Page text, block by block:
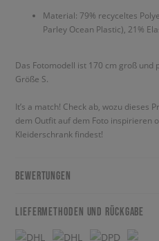
Material: 79% recyceltes
Parley Ocean Plastic), 21%
Das Fotomodell ist 170 cm groß
Größe S.
It’s a match! Check ab, wozu dieses
dem Outfit auf dem Foto inspirieren
Kleiderschrank findest!
BEWERTUNGEN
LIEFERMETHODEN UND RÜCKGABE